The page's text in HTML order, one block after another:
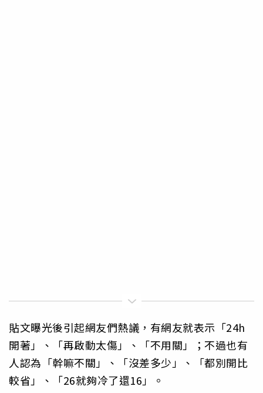
貼文曝光後引起網友們熱議，有網友就表示「24h
開著」、「再啟動太傷」、「不用關」；不過也有
人認為「幹嘛不關」、「沒差多少」、「都別開比
較省」、「26就夠冷了還16」。